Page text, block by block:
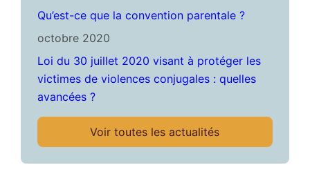
Qu’est-ce que la convention parentale ?
octobre 2020
Loi du 30 juillet 2020 visant à protéger les
victimes de violences conjugales : quelles
avancées ?
Voir toutes les actualités